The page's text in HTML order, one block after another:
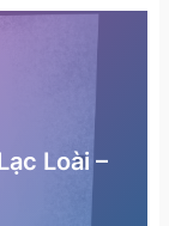
Loài –